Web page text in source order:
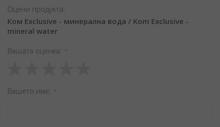
Оцени продукта:
Ком Exclusive - минерална вода / Kom Exclusive -
mineral water
Вашата оценка
star
stars
stars
stars
stars
Вашето име